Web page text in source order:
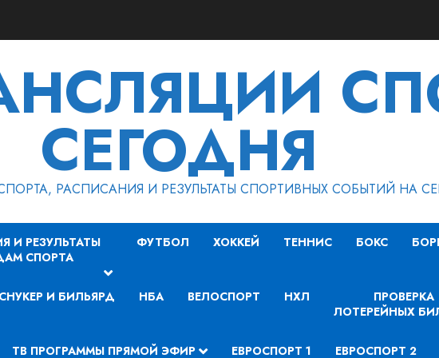
СЕГОДНЯ
РАСПИСАНИЯ И РЕЗУЛЬТАТЫ СПОРТИВНЫХ СОБЫТИЙ НА
И РЕЗУЛЬТАТЫ
СПОРТА
ФУТБОЛ ХОККЕЙ ТЕННИС БОКС
СНУКЕР И БИЛЬЯРД НБА ВЕЛОСПОРТ НХЛ
ПРОВЕРКА
ЛОТЕРЕЙНЫХ
ТВ ПРОГРАММЫ ПРЯМОЙ ЭФИР ЕВРОСПОРТ 1 ЕВРОСПОРТ 2